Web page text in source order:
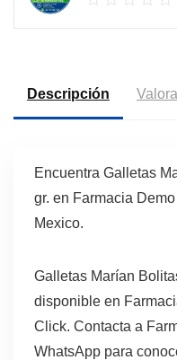
Descripción
Encuentra Galletas
gr. en Farmacia
Mexico.
Galletas Marían
disponible en
Click. Contacta a
WhatsApp para